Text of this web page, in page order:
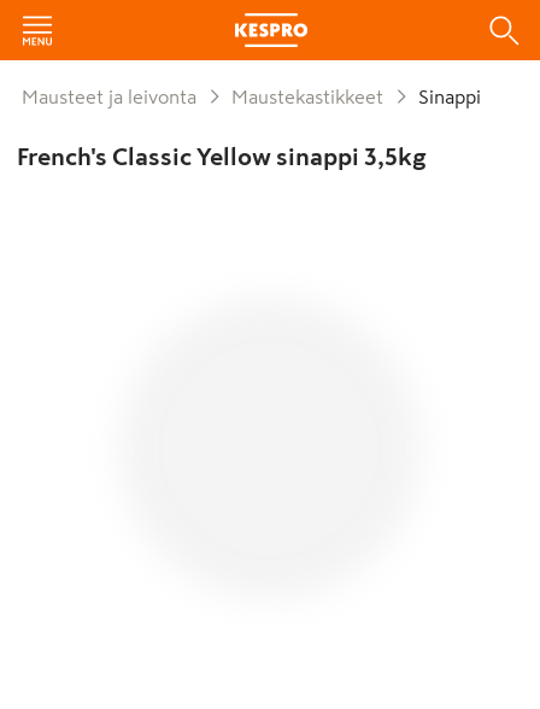
Mausteet ja leivonta Maustekastikkeet Sinappi
French's Classic Yellow sinappi 3,5kg